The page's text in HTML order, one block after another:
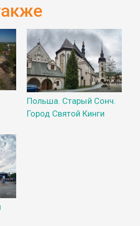
Польша. Старый Сонч.
Город Святой Кинги